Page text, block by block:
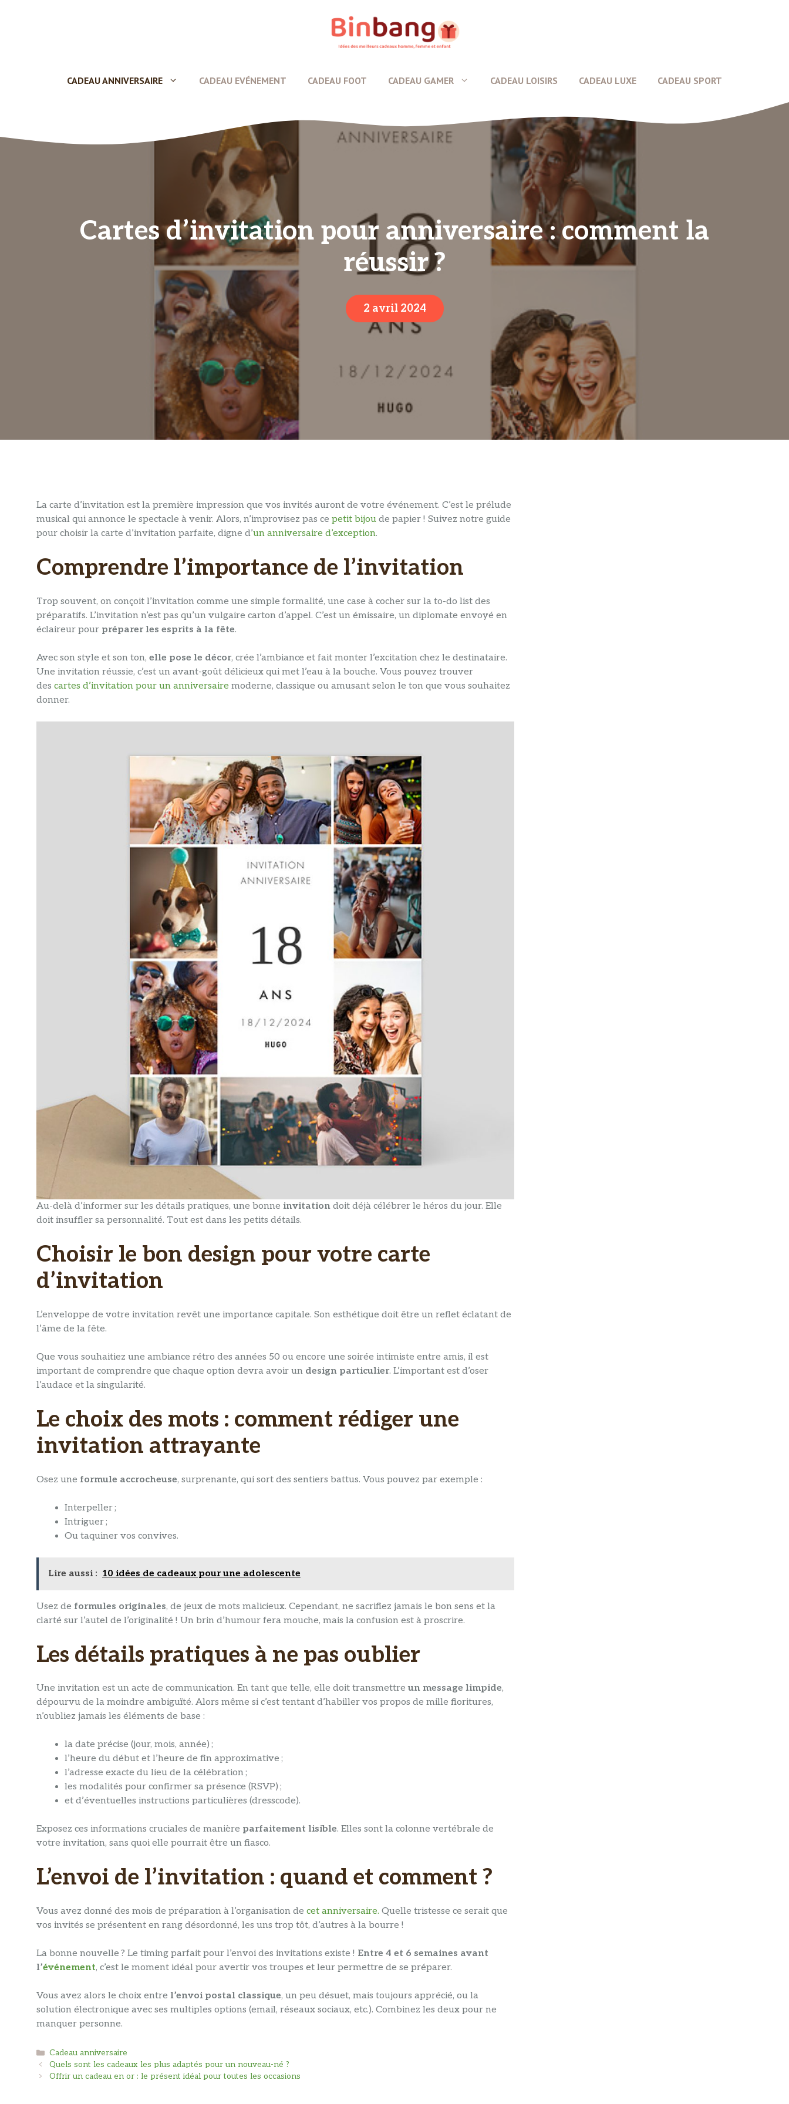
CADEAU ANNIVERSAIRE CADEAU EVÉNEMENT CADEAU FOOT CADEAU GAMER CADEAU LOISIRS CADEAU LUXE CADEAU SPORT
Cartes d’invitation pour anniversaire : comment la
réussir ?
2 avril 2024
La carte d’invitation est la première impression que vos invités auront de votre événement. C’est le prélude
musical qui annonce le spectacle à venir. Alors, n’improvisez pas ce petit bijou de papier ! Suivez notre guide
pour choisir la carte d’invitation parfaite, digne d’un anniversaire d’exception.
Comprendre l’importance de l’invitation
Trop souvent, on conçoit l’invitation comme une simple formalité, une case à cocher sur la to-do list des
préparatifs. L’invitation n’est pas qu’un vulgaire carton d’appel. C’est un émissaire, un diplomate envoyé en
éclaireur pour préparer les esprits à la fête.
Avec son style et son ton, elle pose le décor, crée l’ambiance et fait monter l’excitation chez le destinataire.
Une invitation réussie, c’est un avant-goût délicieux qui met l’eau à la bouche. Vous pouvez trouver
des cartes d’invitation pour un anniversaire moderne, classique ou amusant selon le ton que vous souhaitez
donner.
Au-delà d’informer sur les détails pratiques, une bonne invitation doit déjà célébrer le héros du jour. Elle
doit insuffler sa personnalité. Tout est dans les petits détails.
Choisir le bon design pour votre carte
d’invitation
L’enveloppe de votre invitation revêt une importance capitale. Son esthétique doit être un reflet éclatant de
l’âme de la fête.
Que vous souhaitiez une ambiance rétro des années 50 ou encore une soirée intimiste entre amis, il est
important de comprendre que chaque option devra avoir un design particulier. L’important est d’oser
l’audace et la singularité.
Le choix des mots : comment rédiger une
invitation attrayante
Osez une formule accrocheuse, surprenante, qui sort des sentiers battus. Vous pouvez par exemple :
Interpeller ;
Intriguer ;
Ou taquiner vos convives.
Lire aussi : 10 idées de cadeaux pour une adolescente
Usez de formules originales, de jeux de mots malicieux. Cependant, ne sacrifiez jamais le bon sens et la
clarté sur l’autel de l’originalité ! Un brin d’humour fera mouche, mais la confusion est à proscrire.
Les détails pratiques à ne pas oublier
Une invitation est un acte de communication. En tant que telle, elle doit transmettreun message limpide,
dépourvu de la moindre ambiguïté. Alors même si c’est tentant d’habiller vos propos de mille fioritures,
n’oubliez jamais les éléments de base :
la date précise (jour, mois, année) ;
l’heure du début et l’heure de fin approximative ;
l’adresse exacte du lieu de la célébration ;
les modalités pour confirmer sa présence (RSVP) ;
et d’éventuelles instructions particulières (dresscode).
Exposez ces informations cruciales de manière parfaitement lisible. Elles sont la colonne vertébrale de
votre invitation, sans quoi elle pourrait être un fiasco.
L’envoi de l’invitation : quand et comment ?
Vous avez donné des mois de préparation à l’organisation de cet anniversaire. Quelle tristesse ce serait que
vos invités se présentent en rang désordonné, les uns trop tôt, d’autres à la bourre !
La bonne nouvelle ? Le timing parfait pour l’envoi des invitations existe ! Entre 4 et 6 semaines avant
l’événement, c’est le moment idéal pour avertir vos troupes et leur permettre de se préparer.
Vous avez alors le choix entre l’envoi postal classique, un peu désuet, mais toujours apprécié, ou la
solution électronique avec ses multiples options (email, réseaux sociaux, etc.). Combinez les deux pour ne
manquer personne.
Catégories
Cadeau anniversaire
Quels sont les cadeaux les plus adaptés pour un nouveau-né ?
Offrir un cadeau en or : le présent idéal pour toutes les occasions